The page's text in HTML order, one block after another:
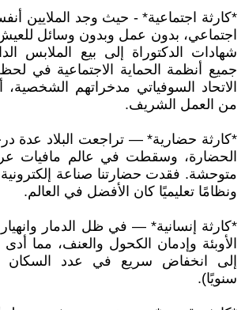
*كارثة اجتماعية* - حيث وجد الملايين
اجتماعي، بدون عمل وبدون وسائل
شهادات الدكتوراة إلى بيع الملابس
جميع أنظمة الحماية الاجتماعية في
الاتحاد السوفياتي مدخراتهم
من العمل الشريف.
*كارثة حضارية* — تراجعت البلاد عدة
الحضارة، وسقطت في عالم مافيات
متوحشة. فقدت حضارتنا صناعة
ونظامًا تعليميًا كان الأفضل في العالم.
*كارثة إنسانية* — في ظل الدمار
الأوبئة وإدمان الكحول والعنف، مما
إلى انخفاض سريع في عدد السكان
سنويًا).